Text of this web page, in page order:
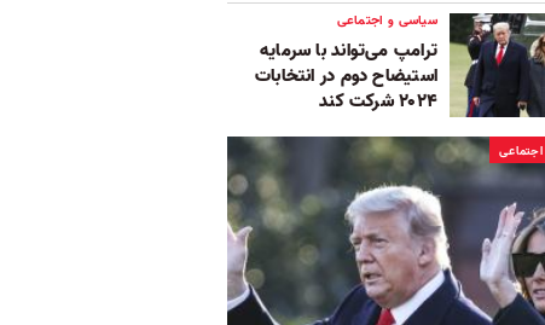
سیاسی و اجتماعی
ترامپ می‌تواند با سرمایه
استیضاح دوم در انتخابات
۲۰۲۴ شرکت کند